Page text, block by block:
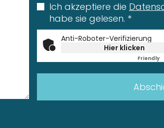
Ich akzeptiere die
habe sie gelesen. *
Anti-Roboter-Verifizierung
Hier klicken
Friendly